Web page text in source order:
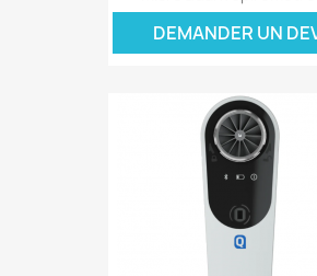
DEMANDER UN